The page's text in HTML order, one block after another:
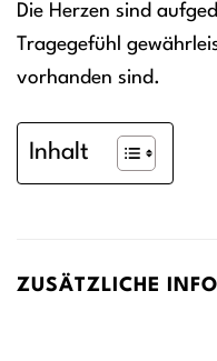
Die Herzen sind
Tragegefühl
vorhanden sind.
Inhalt
ZUSÄTZLICHE